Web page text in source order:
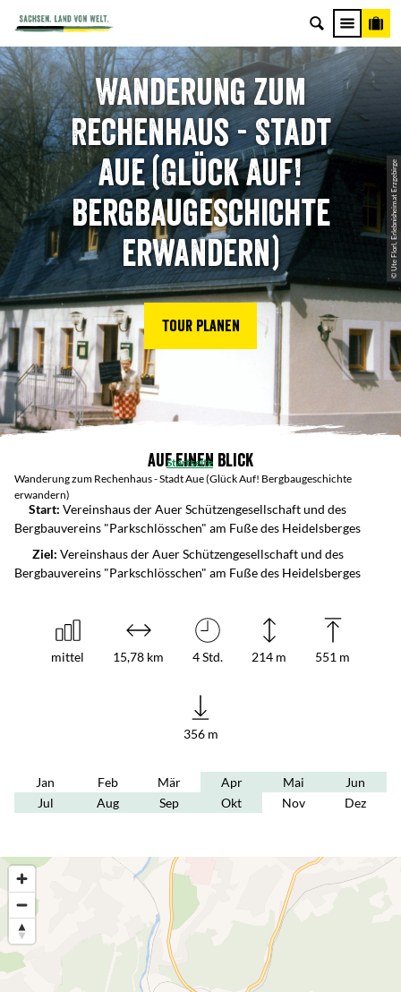
© Ute Florl, Erlebnisheimat Erzgebirge
Wanderung zum
Rechenhaus - Stadt
Aue (Glück Auf!
Bergbaugeschichte
erwandern)
Tour planen
Startseite
Wanderung zum Rechenhaus - Stadt Aue (Glück Auf! Bergbaugeschichte
erwandern)
Auf einen Blick
Start: Vereinshaus der Auer Schützengesellschaft und des
Bergbauvereins "Parkschlösschen" am Fuße des Heidelsberges
Ziel: Vereinshaus der Auer Schützengesellschaft und des
Bergbauvereins "Parkschlösschen" am Fuße des Heidelsberges
mittel 15,78 km 4 Std. 214 m 551 m
356 m
Jan Feb Mär Apr Mai
Jun
Jul
Aug Sep Okt Nov Dez